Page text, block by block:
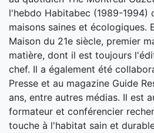
l'hebdo Habitabec (1989-1994)
maisons saines et écologiques.
Maison du 21e siècle, premier
matière, dont il est toujours
chef. Il a également été
Presse et au magazine Guide
ans, entre autres médias. Il est
formateur et conférencier
touche à l'habitat sain et